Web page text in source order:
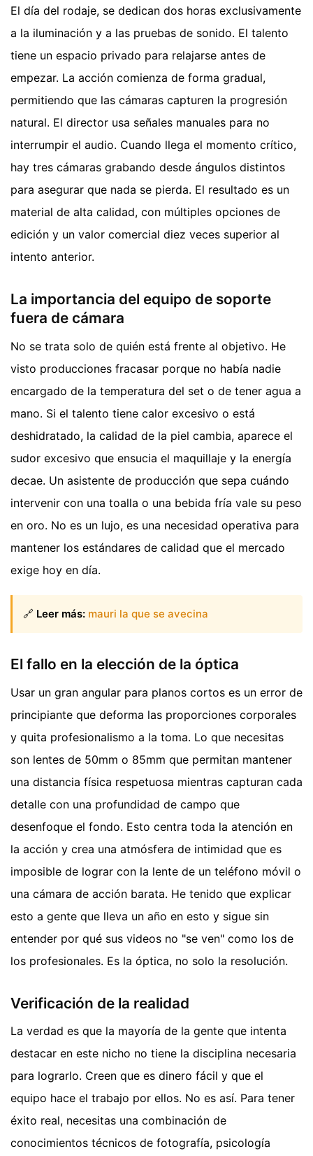
El día del rodaje, se dedican dos horas exclusivamente
a la iluminación y a las pruebas de sonido. El talento
tiene un espacio privado para relajarse antes de
empezar. La acción comienza de forma gradual,
permitiendo que las cámaras capturen la progresión
natural. El director usa señales manuales para no
interrumpir el audio. Cuando llega el momento crítico,
hay tres cámaras grabando desde ángulos distintos
para asegurar que nada se pierda. El resultado es un
material de alta calidad, con múltiples opciones de
edición y un valor comercial diez veces superior al
intento anterior.
La importancia del equipo de soporte
fuera de cámara
No se trata solo de quién está frente al objetivo. He
visto producciones fracasar porque no había nadie
encargado de la temperatura del set o de tener agua a
mano. Si el talento tiene calor excesivo o está
deshidratado, la calidad de la piel cambia, aparece el
sudor excesivo que ensucia el maquillaje y la energía
decae. Un asistente de producción que sepa cuándo
intervenir con una toalla o una bebida fría vale su peso
en oro. No es un lujo, es una necesidad operativa para
mantener los estándares de calidad que el mercado
exige hoy en día.
🔗 Leer más: mauri la que se avecina
El fallo en la elección de la óptica
Usar un gran angular para planos cortos es un error de
principiante que deforma las proporciones corporales
y quita profesionalismo a la toma. Lo que necesitas
son lentes de 50mm o 85mm que permitan mantener
una distancia física respetuosa mientras capturan cada
detalle con una profundidad de campo que
desenfoque el fondo. Esto centra toda la atención en
la acción y crea una atmósfera de intimidad que es
imposible de lograr con la lente de un teléfono móvil o
una cámara de acción barata. He tenido que explicar
esto a gente que lleva un año en esto y sigue sin
entender por qué sus videos no "se ven" como los de
los profesionales. Es la óptica, no solo la resolución.
Verificación de la realidad
La verdad es que la mayoría de la gente que intenta
destacar en este nicho no tiene la disciplina necesaria
para lograrlo. Creen que es dinero fácil y que el
equipo hace el trabajo por ellos. No es así. Para tener
éxito real, necesitas una combinación de
conocimientos técnicos de fotografía, psicología